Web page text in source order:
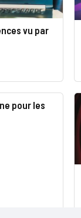
vu par
pour les